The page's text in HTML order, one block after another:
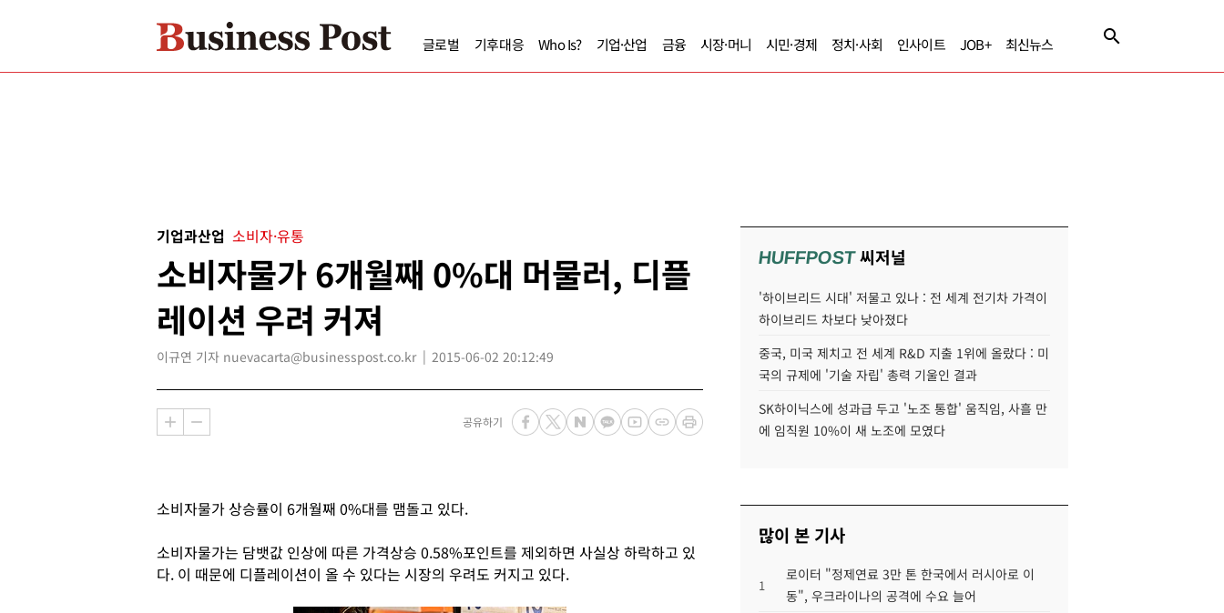
글로벌 기후대응 Who Is? 기업·산업 금융 시장·머니 시민·경제 정치·사회 인사이트 JOB+ 최신뉴스
기업과산업 소비자·유통
소비자물가 6개월째 0%대 머물러, 디플
레이션 우려 커져
이규연 기자 nuevacarta@businesspost.co.kr 2015-06-02 20:12:49
공유하기
소비자물가 상승률이 6개월째 0%대를 맴돌고 있다.
소비자물가는 담뱃값 인상에 따른 가격상승 0.58%포인트를 제외하면 사실상 하락하고 있
다. 이 때문에 디플레이션이 올 수 있다는 시장의 우려도 커지고 있다.
HUFFPOST씨저널
'하이브리드 시대' 저물고 있나 : 전 세계 전기차 가격이
하이브리드 차보다 낮아졌다
중국, 미국 제치고 전 세계 R&D 지출 1위에 올랐다 : 미
국의 규제에 '기술 자립' 총력 기울인 결과
SK하이닉스에 성과급 두고 '노조 통합' 움직임, 사흘 만
에 임직원 10%이 새 노조에 모였다
많이 본 기사
1
로이터 "정제연료 3만 톤 한국에서 러시아로 이
동", 우크라이나의 공격에 수요 늘어